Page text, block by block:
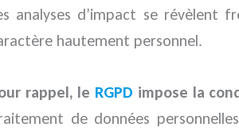
analyses d’impact se révèlent
hautement personnel.
rappel, le RGPD impose la
de données